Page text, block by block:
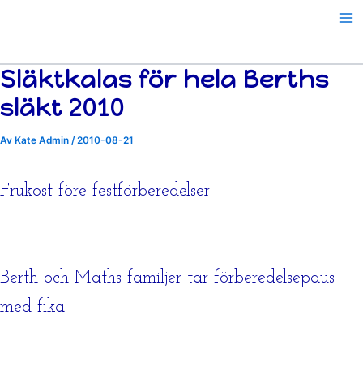
Släktkalas för hela Berths
släkt 2010
Av Kate Admin /2010-08-21
Frukost före festförberedelser
Berth och Maths familjer tar förberedelsepaus
med fika.